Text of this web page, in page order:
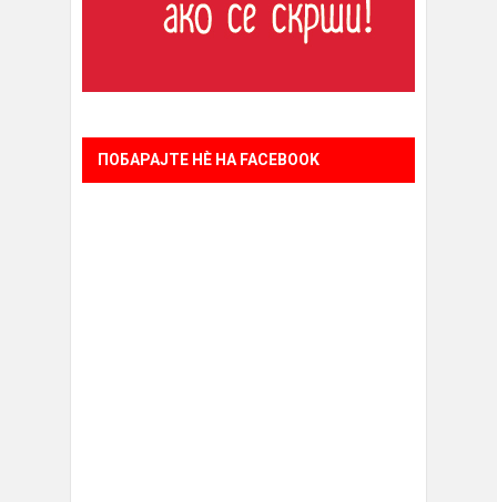
ПОБАРАЈТЕ НÈ НА FACEBOOK